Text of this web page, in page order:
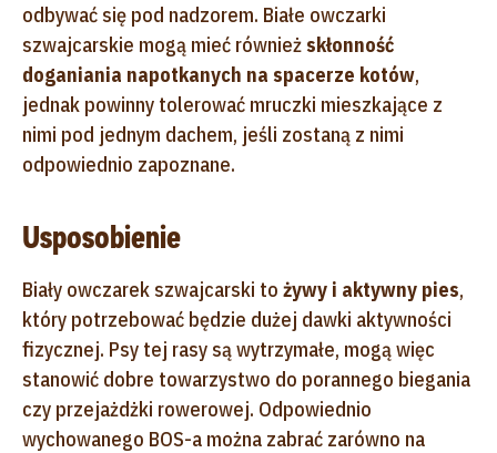
odbywać się pod nadzorem. Białe owczarki
szwajcarskie mogą mieć równieżskłonność
doganiania napotkanych na spacerze kotów,
jednak powinny tolerować mruczki mieszkające z
nimi pod jednym dachem, jeśli zostaną z nimi
odpowiednio zapoznane.
Usposobienie
Biały owczarek szwajcarski to żywy i aktywny pies,
który potrzebować będzie dużej dawki aktywności
fizycznej. Psy tej rasy są wytrzymałe, mogą więc
stanowić dobre towarzystwo do porannego biegania
czy przejażdżki rowerowej. Odpowiednio
wychowanego BOS-a można zabrać zarówno na